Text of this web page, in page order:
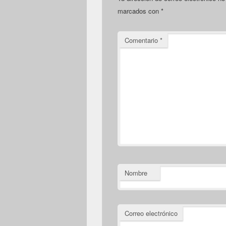
marcados con *
Comentario *
Nombre
Correo electrónico